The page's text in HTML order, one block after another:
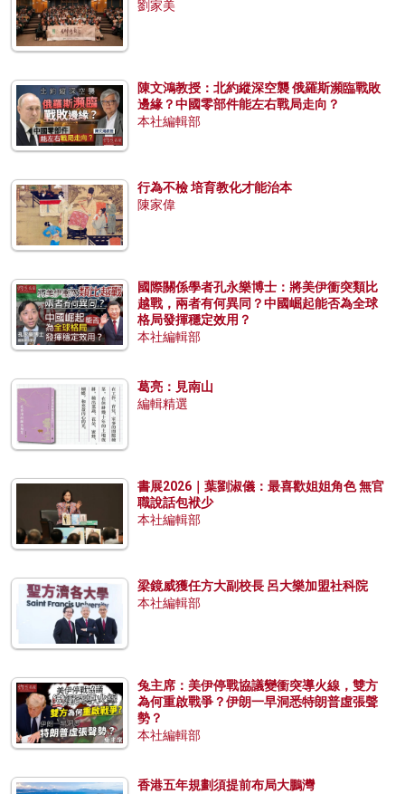
劉家美
陳文鴻教授：北約縱深空襲 俄羅斯瀕臨戰敗
邊緣？中國零部件能左右戰局走向？
本社編輯部
行為不檢 培育教化才能治本
陳家偉
國際關係學者孔永樂博士：將美伊衝突類比
越戰，兩者有何異同？中國崛起能否為全球
格局發揮穩定效用？
本社編輯部
葛亮：見南山
編輯精選
書展2026｜葉劉淑儀：最喜歡姐姐角色 無官
職說話包袱少
本社編輯部
梁鏡威獲任方大副校長 呂大樂加盟社科院
本社編輯部
兔主席：美伊停戰協議變衝突導火線，雙方
為何重啟戰爭？伊朗一早洞悉特朗普虛張聲
勢？
本社編輯部
香港五年規劃須提前布局大鵬灣